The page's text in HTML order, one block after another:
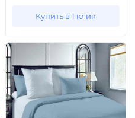
Купить в 1 клик